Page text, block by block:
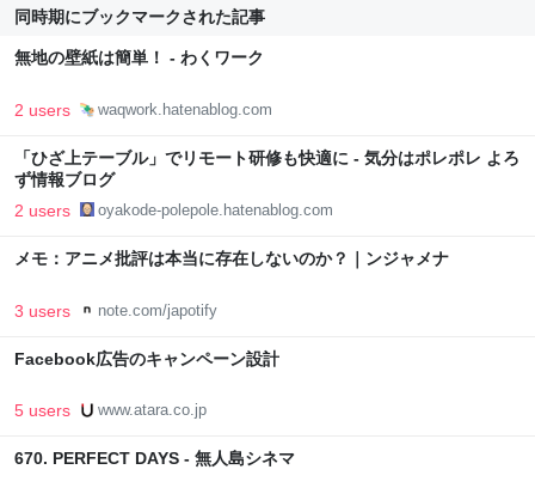
同時期にブックマークされた記事
無地の壁紙は簡単！ - わくワーク
2 users waqwork.hatenablog.com
「ひざ上テーブル」でリモート研修も快適に - 気分はポレポレ よろ
ず情報ブログ
2 users oyakode-polepole.hatenablog.com
メモ：アニメ批評は本当に存在しないのか？｜ンジャメナ
3 users note.com/japotify
Facebook広告のキャンペーン設計
5 users www.atara.co.jp
670. PERFECT DAYS - 無人島シネマ